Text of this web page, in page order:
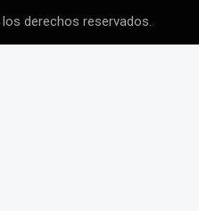
los derechos reservados.